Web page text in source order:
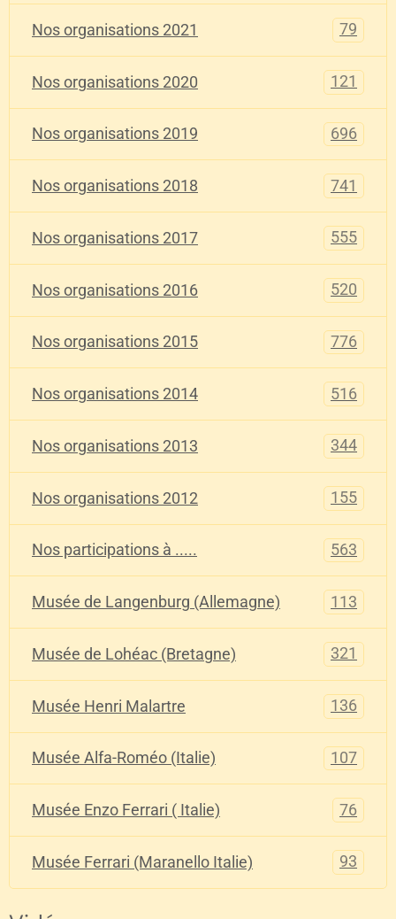
Nos organisations 2021 79
Nos organisations 2020 121
Nos organisations 2019 696
Nos organisations 2018 741
Nos organisations 2017 555
Nos organisations 2016 520
Nos organisations 2015 776
Nos organisations 2014 516
Nos organisations 2013 344
Nos organisations 2012 155
Nos participations à ..... 563
Musée de Langenburg (Allemagne) 113
Musée de Lohéac (Bretagne) 321
Musée Henri Malartre 136
Musée Alfa-Roméo (Italie) 107
Musée Enzo Ferrari ( Italie) 76
Musée Ferrari (Maranello Italie) 93